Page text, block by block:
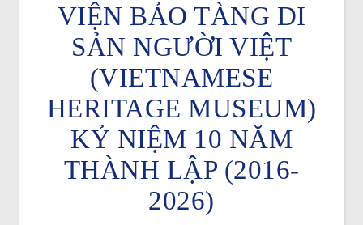
VIỆN BẢO TÀNG DI
SẢN NGƯỜI VIỆT
(VIETNAMESE
HERITAGE MUSEUM)
KỶ NIỆM 10 NĂM
THÀNH LẬP (2016-
2026)